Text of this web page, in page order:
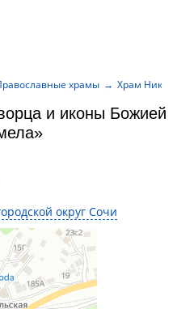
округ Сочи
и иконы Божией
храмы Храм Николая